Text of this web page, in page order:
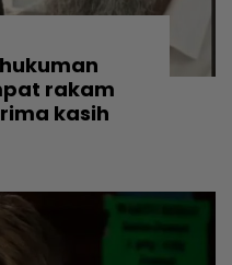
rakam
kasih